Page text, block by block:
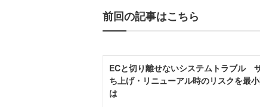
前回の記事はこちら